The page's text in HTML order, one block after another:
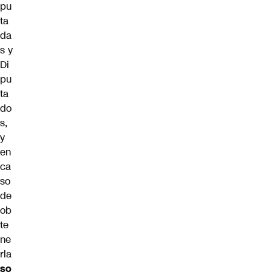
pu
ta
da
s y
Di
pu
ta
do
s,
y
en
ca
so
de
ob
te
ne
rla
so